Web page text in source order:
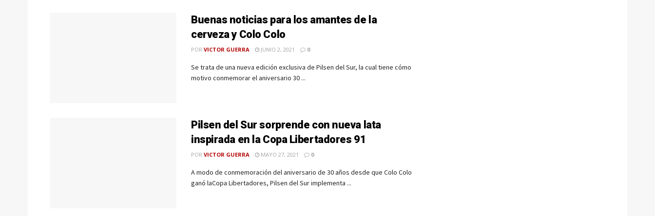
Buenas noticias para los amantes de la
cerveza y Colo Colo
POR VICTOR GUERRA JUNIO 2, 2021 0
Se trata de una nueva edición exclusiva de Pilsen del Sur, la cual tiene cómo
motivo conmemorar el aniversario 30 ...
Pilsen del Sur sorprende con nueva lata
inspirada en la Copa Libertadores 91
POR VICTOR GUERRA MAYO 27, 2021 0
A modo de conmemoración del aniversario de 30 años desde que Colo Colo
ganó laCopa Libertadores, Pilsen del Sur implementa ...